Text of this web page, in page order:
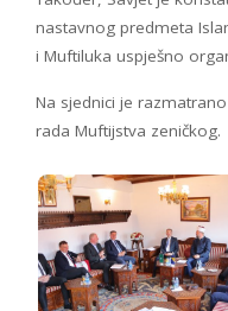
nastavnog predmeta
i Muftiluka uspješno
Na sjednici je
rada Muftijstva zeničkog.